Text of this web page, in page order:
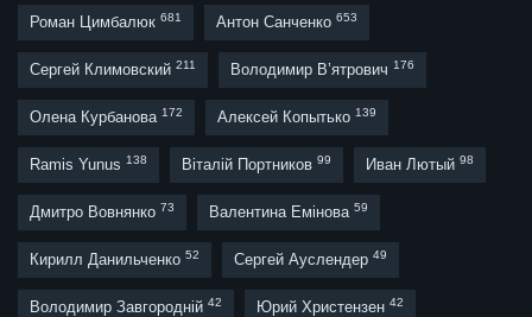
Роман Цимбалюк 681 Антон Санченко 653
Сергей Климовский 211 Володимир В’ятрович 176
Олена Курбанова 172 Алексей Копытько 139
Ramis Yunus 138 Віталій Портников 99 Иван Лютый 98
Дмитро Вовнянко 73 Валентина Емінова 59
Кирилл Данильченко 52 Сергей Ауслендер 49
Володимир Завгородній 42 Юрий Христензен 42